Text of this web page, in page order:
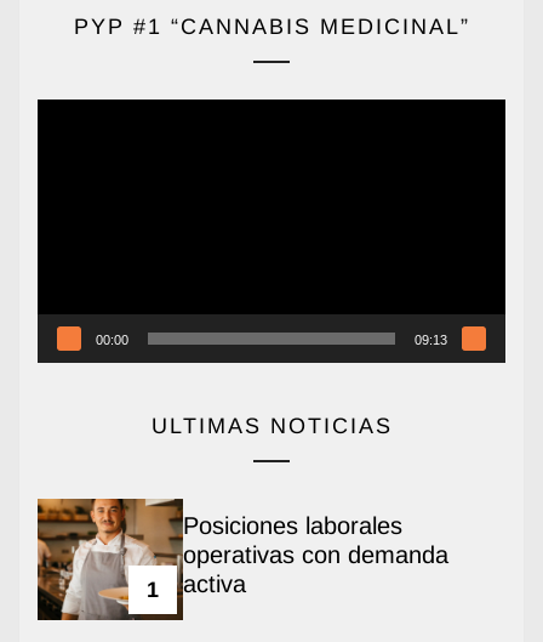
PYP #1 “CANNABIS MEDICINAL”
00:00 09:13
ULTIMAS NOTICIAS
1
Posiciones laborales
operativas con demanda
activa